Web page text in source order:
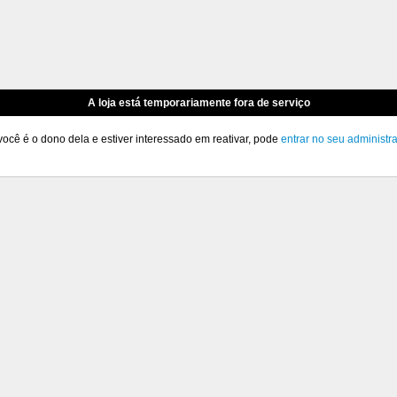
A loja está temporariamente fora de serviço
é o dono dela e estiver interessado em reativar, pode entrar no seu